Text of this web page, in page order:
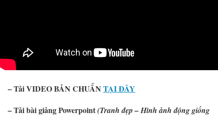
– Tải VIDEO BẢN CHUẨN TẠI ĐÂY
–Tảibài giảng Powerpoint(Tranh đẹp – Hình ảnh động giống